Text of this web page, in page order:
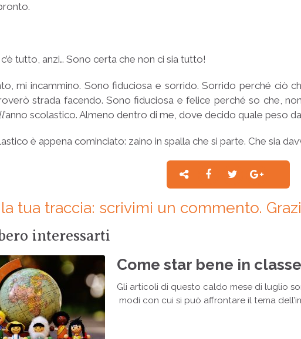
tutto, anzi… Sono certa che non ci sia tutto!
mi incammino. Sono fiduciosa e sorrido. Sorrido perché ciò
strada facendo. Sono fiduciosa e felice perché so che,
’anno scolastico. Almeno dentro di me, dove decido quale peso
è appena cominciato: zaino in spalla che si parte. Che sia
tua traccia: scrivimi un commento.
interessarti
Come star bene in classe
Gli articoli di questo caldo mese di luglio
modi con cui si può affrontare il tema